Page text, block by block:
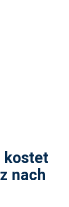
kostet
nach